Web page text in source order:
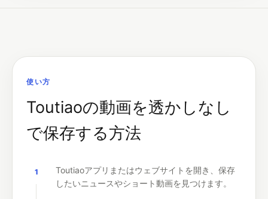
使い方
Toutiaoの動画を透かしなし
で保存する方法
1
Toutiaoアプリまたはウェブサイトを開き、保存
したいニュースやショート動画を見つけます。